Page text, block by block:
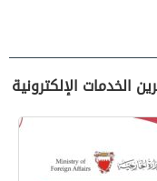
الخدمات الإلكترونية